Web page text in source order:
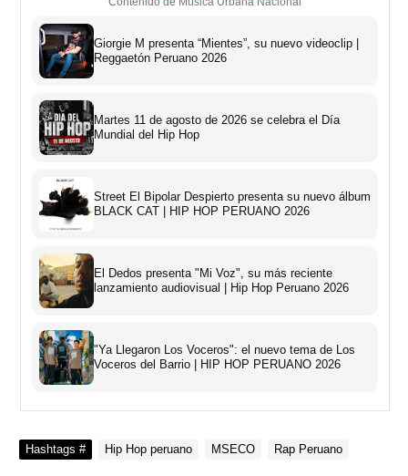
Giorgie M presenta “Mientes”, su nuevo videoclip |
Reggaetón Peruano 2026
Martes 11 de agosto de 2026 se celebra el Día
Mundial del Hip Hop
Street El Bipolar Despierto presenta su nuevo álbum
BLACK CAT | HIP HOP PERUANO 2026
El Dedos presenta "Mi Voz", su más reciente
lanzamiento audiovisual | Hip Hop Peruano 2026
"Ya Llegaron Los Voceros": el nuevo tema de Los
Voceros del Barrio | HIP HOP PERUANO 2026
Hashtags # Hip Hop peruano MSECO Rap Peruano